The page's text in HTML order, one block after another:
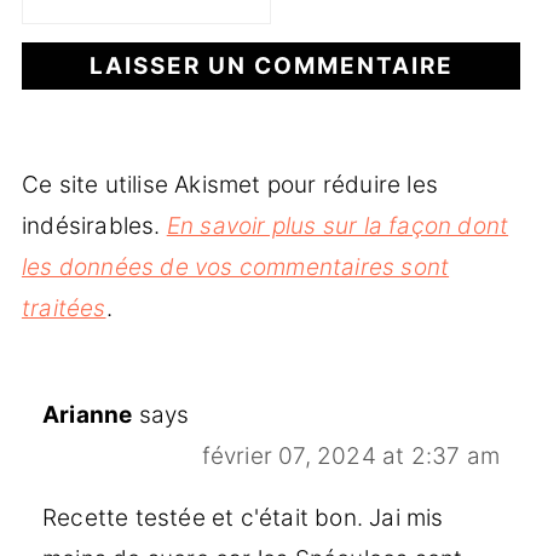
Ce site utilise Akismet pour réduire les
indésirables. En savoir plus sur la façon dont
les données de vos commentaires sont
traitées.
Arianne says
février 07, 2024 at 2:37 am
Recette testée et c'était bon. Jai mis